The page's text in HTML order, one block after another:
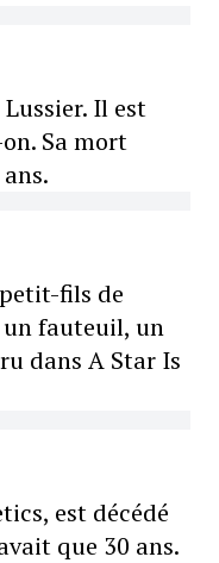
Il est
Sa mort
fils de
un fauteuil, un
dans A Star Is
est décédé
que 30 ans.